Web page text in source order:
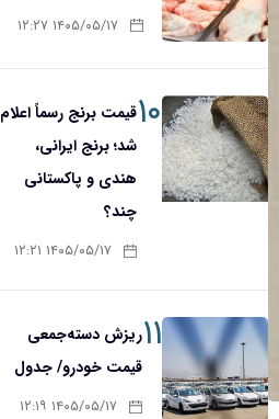
۱۴۰۵/۰۵/۱۷ ۱۲:۲۷
۱۰قیمت برنج رسماً اعلام
شد؛ برنج ایرانی،
هندی و پاکستانی
چند؟
۱۴۰۵/۰۵/۱۷ ۱۲:۲۱
۱۱ریزش دسته‌جمعی
قیمت خودرو/ جدول
۱۴۰۵/۰۵/۱۷ ۱۲:۱۹